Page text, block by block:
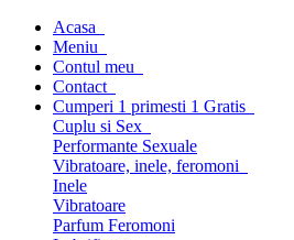
Acasa
Meniu
Contul meu
Contact
Cumperi 1 primesti 1 Gratis
Cuplu si Sex
Performante Sexuale
Vibratoare, inele, feromoni
Inele
Vibratoare
Parfum Feromoni